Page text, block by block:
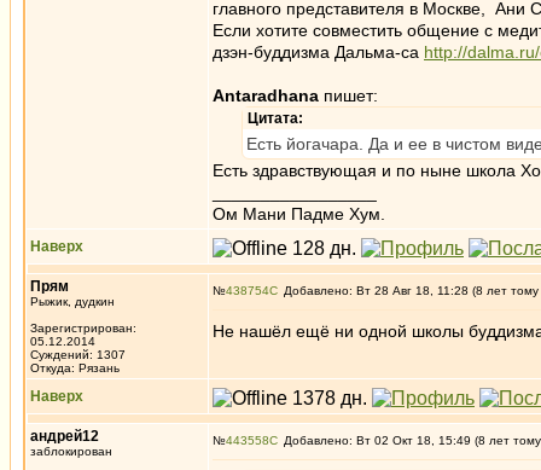
главного представителя в Москве, Ани
Если хотите совместить общение с
дзэн-буддизма Дальма-са http://
Antaradhana пишет:
Цитата:
Есть йогачара. Да и ее в чистом
Есть здравствующая и по ныне школа
Ом Мани Падме Хум.
Наверх
Прям
Рыжик, дудкин
Зарегистрирован:
05.12.2014
Суждений: 1307
Откуда: Рязань
№438754 Добавлено: Вт 28 Авг 18, 11:28 (8 лет тому
Не нашёл ещё ни одной школы
Наверх
андрей12
заблокирован
№443558 Добавлено: Вт 02 Окт 18, 15:49 (8 лет